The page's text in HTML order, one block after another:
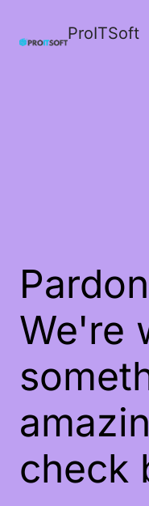
ProITSoft
We're
check